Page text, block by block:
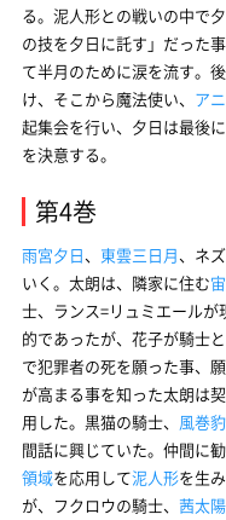
る。泥人形との戦いの中で
の技を夕日に託す」だった
て半月のために涙を流す。
け、そこから魔法使い、 ア
起集会を行い、夕日は最後
を決意する。
第4巻
雨宮夕日、 東雲三日月、ネ
いく。太朗は、隣家に住む
士、ランス=リュミエール
的であったが、花子が騎士
で犯罪者の死を願った事、
が高まる事を知った太朗は
用した。黒猫の騎士、 風巻豹
間話に興じていた。仲間に
領域を応用して泥人形を生
が、フクロウの騎士、 茜太陽